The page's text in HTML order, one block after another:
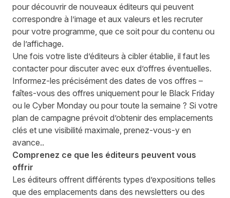
pour découvrir de nouveaux éditeurs qui peuvent
correspondre à l’image et aux valeurs et les recruter
pour votre programme , que ce soit pour du contenu ou
de l’affichage.
Une fois votre liste d’éditeurs à cibler établie, il faut les
contacter pour discuter avec eux d’offres éventuelles.
Informez-les précisément des dates de vos offres –
faîtes-vous des offres uniquement pour le Black Friday
ou le Cyber Monday ou pour toute la semaine ? Si votre
plan de campagne prévoit d’obtenir des emplacements
clés et une visibilité maximale prenez-vous-y en
avance..
Comprenez ce que les éditeurs peuvent vous
offrir
Les éditeurs offrent différents types d’expositions telles
que des emplacements dans des newsletters ou des